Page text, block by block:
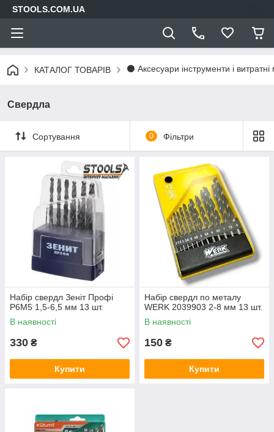
STOOLS.COM.UA
КАТАЛОГ ТОВАРІВ ⚫ Аксесуари інструменти і витратні
Свердла
Сортування 0 Фільтри
Набір свердл Зеніт Профі
Р6М5 1,5-6,5 мм 13 шт.
В наявності
330 ₴
Купити
Набір свердл по металу
WERK 2039903 2-8 мм 13 шт.
В наявності
150 ₴
Купити